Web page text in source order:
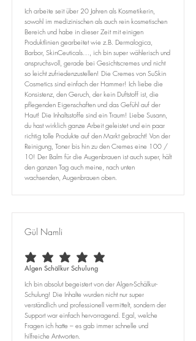
Ich arbeite seit über 20 Jahren als Kosmetikerin,
sowohl im medizinischen als auch rein kosmetischen
Bereich und habe in dieser Zeit mit einigen
Produktlinien gearbeitet wie z.B. Dermalogica,
Barbor, SkinCeuticals…, ich bin super wählerisch und
anspruchsvoll, gerade bei Gesichtscremes und nicht
so leicht zufriedenzustellen! Die Cremes von SuSkin
Cosmetics sind einfach der Hammer! Ich liebe die
Konsistenz, den Geruch, der kein Duftstoff ist, die
pflegenden Eigenschaften und das Gefühl auf der
Haut! Die Inhaltsstoffe sind ein Traum! Liebe Susann,
du hast wirklich ganze Arbeit geleistet und ein paar
richtig tolle Produkte auf den Markt gebracht! Von der
Reinigung, Toner bis hin zu den Cremes eine 100 /
10! Der Balm für die Augenbrauen ist auch super, hält
den ganzen Tag auch meine, nach unten
wachsenden, Augenbrauen oben.
Gül Namli
durchschnittliches Rating ist 5 von 5
Algen Schälkur Schulung
Ich bin absolut begeistert von der Algen-Schälkur-
Schulung! Die Inhalte wurden nicht nur super
verständlich und professionell vermittelt, sondern der
Support war einfach hervorragend. Egal, welche
Fragen ich hatte – es gab immer schnelle und
hilfreiche Antworten.